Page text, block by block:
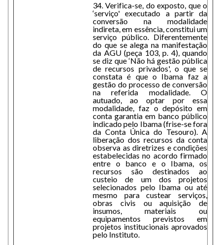
34. Verifica-se, do exposto, que o
‘serviço' executado a partir da
conversão na modalidade
indireta, em essência, constitui um
serviço público. Diferentemente
do que se alega na manifestação
da AGU (peça 103, p. 4), quando
se diz que ‘Não há gestão pública
de recursos privados', o que se
constata é que o Ibama faz a
gestão do processo de conversão
na referida modalidade. O
autuado, ao optar por essa
modalidade, faz o depósito em
conta garantia em banco público
indicado pelo Ibama (frise-se fora
da Conta Única do Tesouro). A
liberação dos recursos da conta
observa as diretrizes e condições
estabelecidas no acordo firmado
entre o banco e o Ibama, os
recursos são destinados ao
custeio de um dos projetos
selecionados pelo Ibama ou até
mesmo para custear serviços,
obras civis ou aquisição de
insumos, materiais ou
equipamentos previstos em
projetos institucionais aprovados
pelo Instituto.